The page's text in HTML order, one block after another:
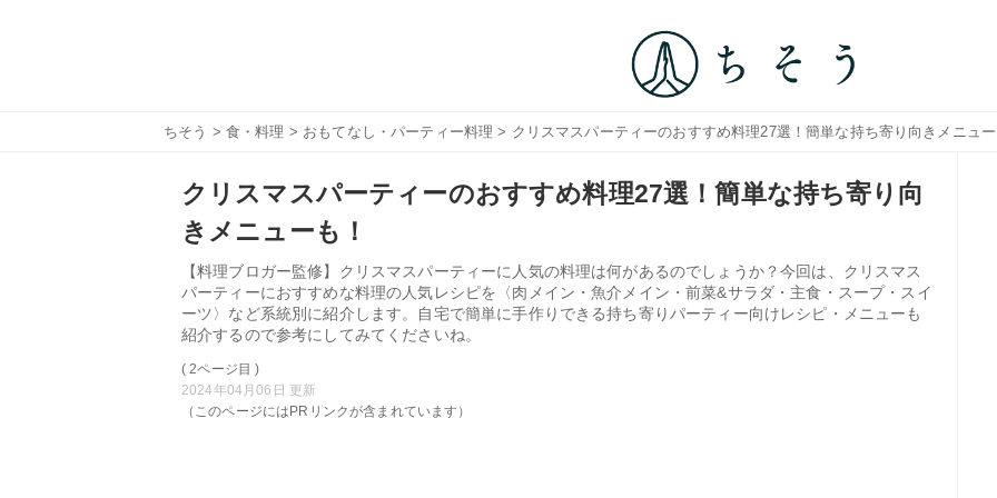
ちそう > 食・料理 > おもてなし・パーティー料理 > クリスマスパーティーのおすすめ料理27選！簡単な持ち寄り向きメニュ
クリスマスパーティーのおすすめ料理27選！簡単な持ち寄り向
きメニューも！
【料理ブロガー監修】クリスマスパーティーに人気の料理は何があるのでしょうか？今回は、クリスマス
パーティーにおすすめな料理の人気レシピを〈肉メイン・魚介メイン・前菜&サラダ・主食・スープ・スイ
ーツ〉など系統別に紹介します。自宅で簡単に手作りできる持ち寄りパーティー向けレシピ・メニューも
紹介するので参考にしてみてくださいね。
( 2ページ目 )
2024年04月06日 更新
（このページにはPRリンクが含まれています）